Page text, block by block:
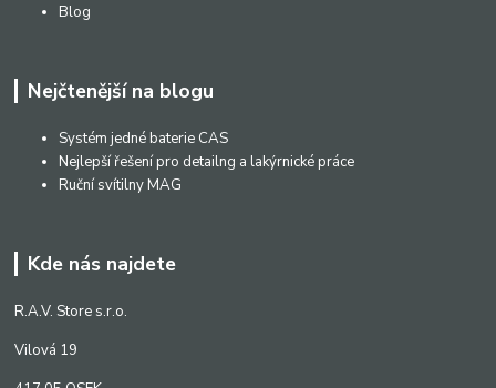
Blog
Nejčtenější na blogu
Systém jedné baterie CAS
Nejlepší řešení pro detailng a lakýrnické práce
Ruční svítilny MAG
Kde nás najdete
R.A.V. Store s.r.o.
Vilová 19